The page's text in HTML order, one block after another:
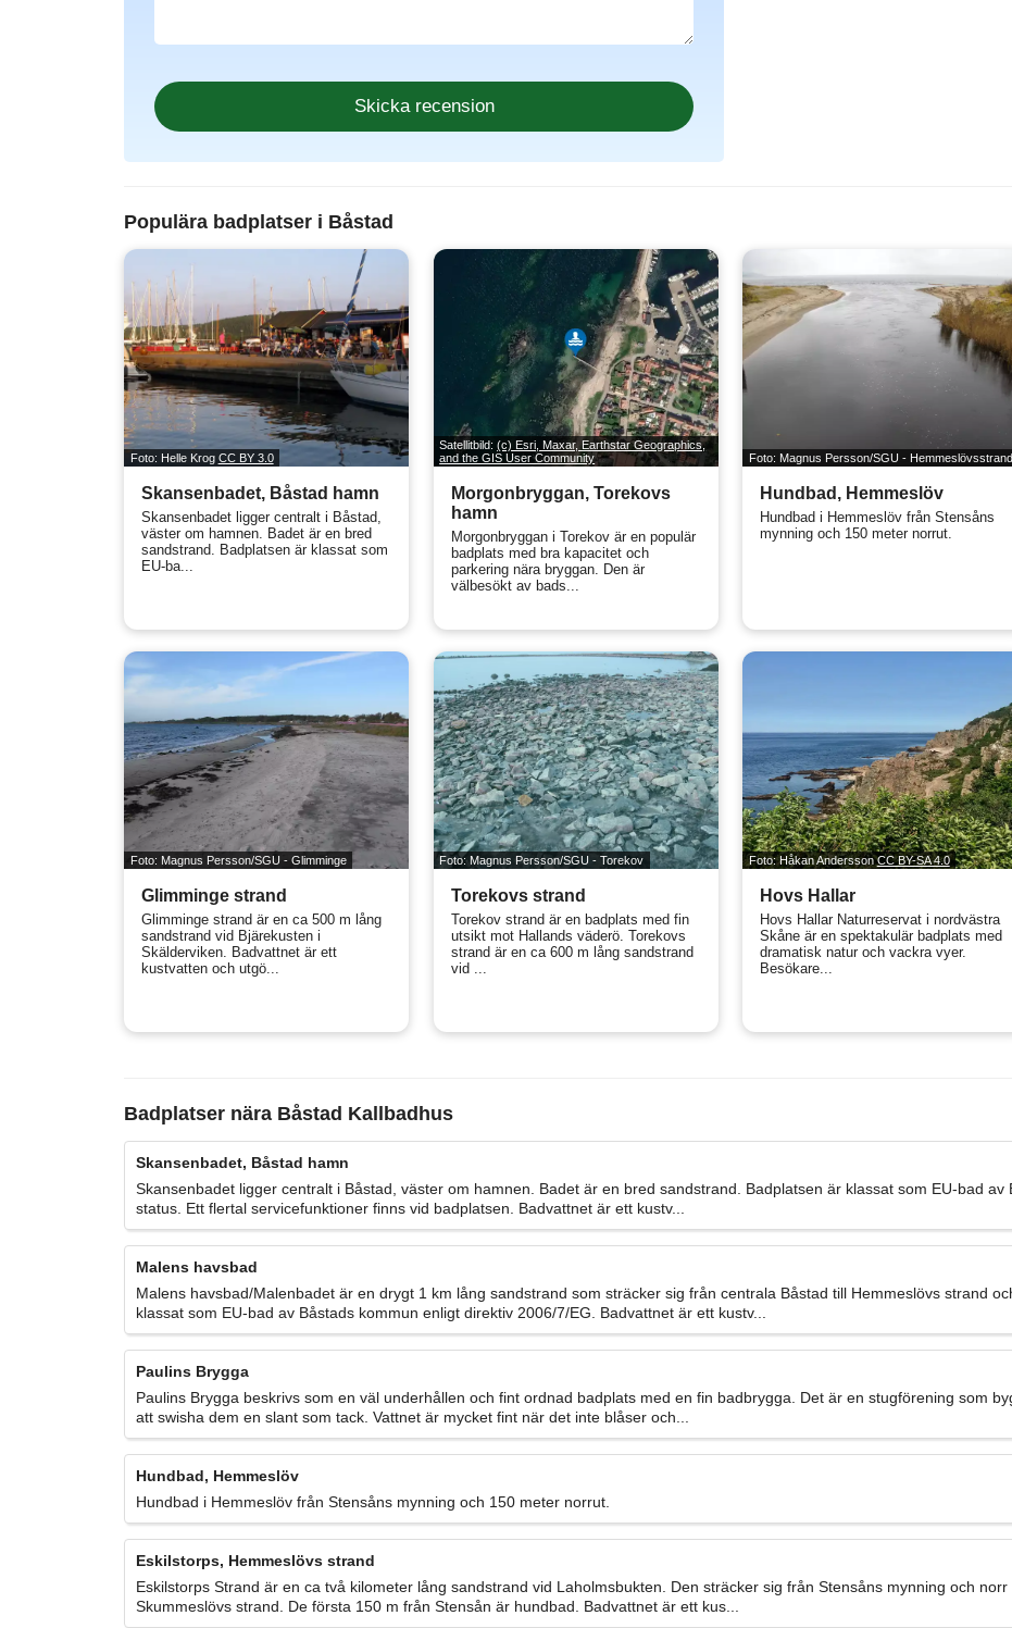
Populära badplatser i Båstad
Foto: Helle Krog CC BY 3.0
Skansenbadet, Båstad hamn
Skansenbadet ligger centralt i Båstad,
väster om hamnen. Badet är en bred
sandstrand. Badplatsen är klassat som
EU-ba...
Satellitbild:(c) Esri, Maxar, Earthstar Geographics,
and the GIS User Community
Morgonbryggan, Torekovs
hamn
Morgonbryggan i Torekov är en populär
badplats med bra kapacitet och
parkering nära bryggan. Den är
välbesökt av bads...
Foto: Magnus Persson/SGU - Hemmeslövsstrand
Hundbad, Hemmeslöv
Hundbad i Hemmeslöv från Stensåns
mynning och 150 meter norrut.
Foto: Magnus Persson/SGU - Glimminge
Glimminge strand
Glimminge strand är en ca 500 m lång
sandstrand vid Bjärekusten i
Skälderviken. Badvattnet är ett
kustvatten och utgö...
Foto: Magnus Persson/SGU - Torekov
Torekovs strand
Torekov strand är en badplats med fin
utsikt mot Hallands väderö. Torekovs
strand är en ca 600 m lång sandstrand
vid ...
Foto: Håkan AnderssonCC BY-SA 4.0
Hovs Hallar
Hovs Hallar Naturreservat i nordvästra
Skåne är en spektakulär badplats med
dramatisk natur och vackra vyer.
Besökare...
Badplatser nära Båstad Kallbadhus
Skansenbadet, Båstad hamn
Skansenbadet ligger centralt i Båstad, väster om hamnen. Badet är en bred sandstrand. Badplatsen är klassat som EU-bad
status. Ett flertal servicefunktioner finns vid badplatsen. Badvattnet är ett kustv...
Malens havsbad
Malens havsbad/Malenbadet är en drygt 1 km lång sandstrand som sträcker sig från centrala Båstad till Hemmeslövs strand
klassat som EU-bad av Båstads kommun enligt direktiv 2006/7/EG. Badvattnet är ett kustv...
Paulins Brygga
Paulins Brygga beskrivs som en väl underhållen och fint ordnad badplats med en fin badbrygga. Det är en stugförening som
att swisha dem en slant som tack. Vattnet är mycket fint när det inte blåser och...
Hundbad, Hemmeslöv
Hundbad i Hemmeslöv från Stensåns mynning och 150 meter norrut.
Eskilstorps, Hemmeslövs strand
Eskilstorps Strand är en ca två kilometer lång sandstrand vid Laholmsbukten. Den sträcker sig från Stensåns mynning och
Skummeslövs strand. De första 150 m från Stensån är hundbad. Badvattnet är ett kus...